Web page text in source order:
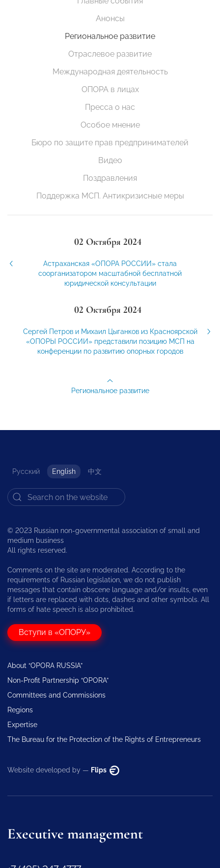
Анонсы
Региональное развитие
Отраслевое развитие
Международная деятельность
ОПОРА в лицах
Пресса о нас
Особое мнение
Бюро по защите прав предпринимателей
Видео
Поздравления
Поддержка МСП. Антикризисные меры
02 Октября 2024
Астраханская «ОПОРА РОССИИ» стала
соорганизатором масштабной бесплатной
юридической консультации
02 Октября 2024
Сергей Петров и Михаил Цыганков из Красноярской
«ОПОРЫ РОССИИ» представили позицию МСП на
конференции по развитию опорных городов
Региональное развитие
Русский English 中文
© 2023 Russian non-governmental association of small and
medium business
All rights reserved.
Comments on the site are moderated. According to the
requirements of Russian legislation, we do not publish
messages that contain obscene language and/or insults, even
if letters are replaced with dots, dashes and other symbols. All
forms of hate speech is also prohibited.
Вступи в «ОПОРУ»
About “OPORA RUSSIA”
Non-Profit Partnership “OPORA”
Committees and Commissions
Regions
Expertise
The Bureau for the Protection of the Rights of Entrepreneurs
Website developed by — Flips
Executive management